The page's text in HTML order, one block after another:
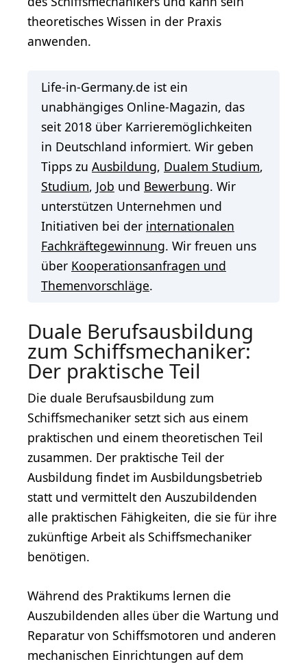
theoretisches Wissen in der Praxis
anwenden.
Life-in-Germany.de ist ein
unabhängiges Online-Magazin, das
seit 2018 über Karrieremöglichkeiten
in Deutschland informiert. Wir geben
Tipps zu Ausbildung, Dualem Studium,
Studium, Job und Bewerbung. Wir
unterstützen Unternehmen und
Initiativen bei der internationalen
Fachkräftegewinnung. Wir freuen uns
über Kooperationsanfragen und
Themenvorschläge.
Duale Berufsausbildung
zum Schiffsmechaniker:
Der praktische Teil
Die duale Berufsausbildung zum
Schiffsmechaniker setzt sich aus einem
praktischen und einem theoretischen Teil
zusammen. Der praktische Teil der
Ausbildung findet im Ausbildungsbetrieb
statt und vermittelt den Auszubildenden
alle praktischen Fähigkeiten, die sie für ihre
zukünftige Arbeit als Schiffsmechaniker
benötigen.
Während des Praktikums lernen die
Auszubildenden alles über die Wartung und
Reparatur von Schiffsmotoren und anderen
mechanischen Einrichtungen auf dem